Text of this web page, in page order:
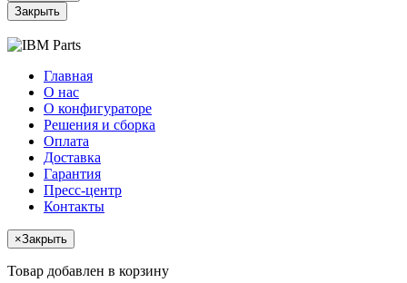
Закрыть
Главная
О нас
О конфигураторе
Решения и сборка
Оплата
Доставка
Гарантия
Пресс-центр
Контакты
×Закрыть
Товар добавлен в корзину